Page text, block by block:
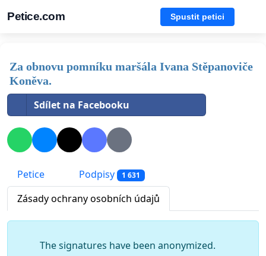
Petice.com Spustit petici
Za obnovu pomníku maršála Ivana Stěpanoviče
Koněva.
Sdílet na Facebooku
Petice Podpisy 1 631
Zásady ochrany osobních údajů
The signatures have been anonymized.